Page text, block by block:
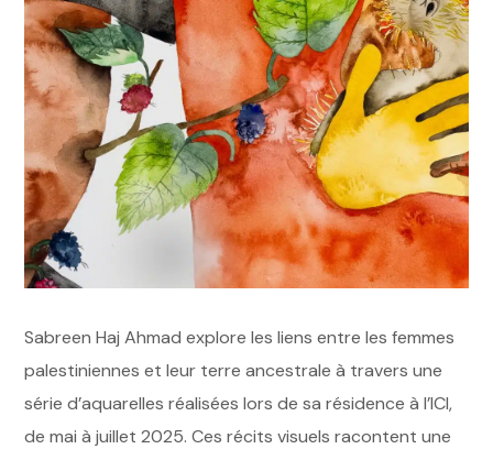
Sabreen Haj Ahmad explore les liens entre les femmes
palestiniennes et leur terre ancestrale à travers une
série d’aquarelles réalisées lors de sa résidence à l’ICI,
de mai à juillet 2025. Ces récits visuels racontent une